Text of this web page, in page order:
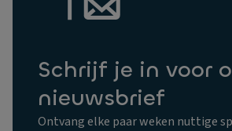
Schrijf je in voor
nieuwsbrief
Ontvang elke paar weken nuttige